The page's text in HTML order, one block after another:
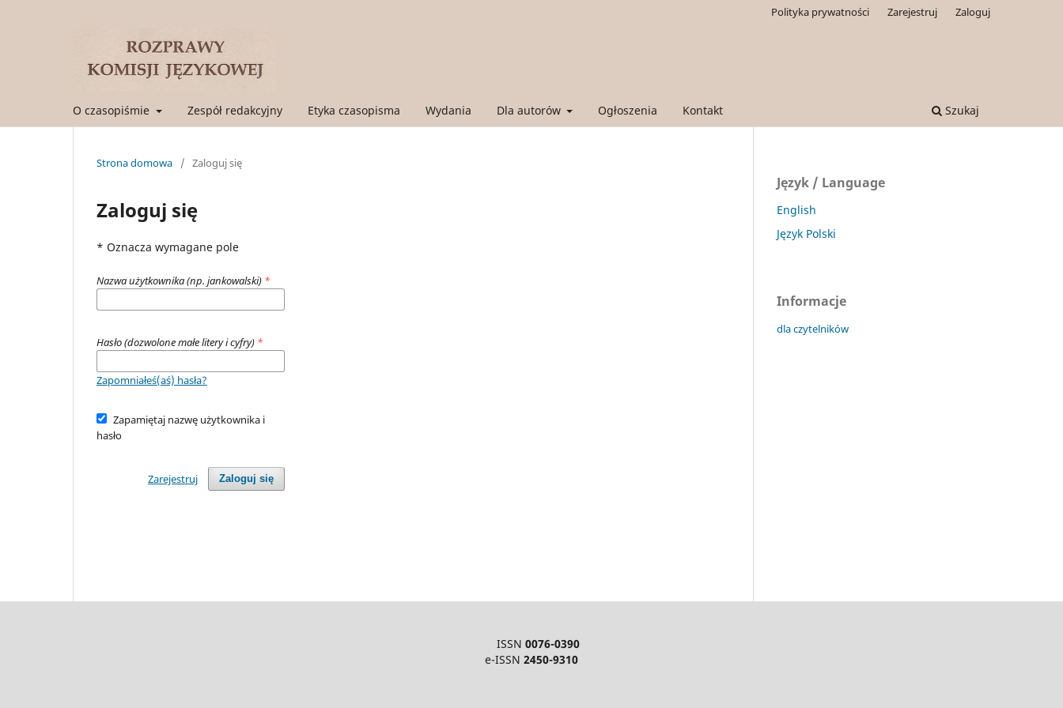
O czasopiśmie Zespół redakcyjny Etyka czasopisma Wydania Dla autorów Ogłoszenia Kontakt Szukaj
Polityka prywatności Zarejestruj Zaloguj
Strona domowa / Zaloguj się
Zaloguj się
* Oznacza wymagane pole
Nazwa użytkownika (np. jankowalski) *
Hasło (dozwolone małe litery i cyfry) *
Zapomniałeś(aś) hasła?
Zapamiętaj nazwę użytkownika i
hasło
Zaloguj się
Zarejestruj
Język / Language
English
Język Polski
Informacje
dla czytelników
ISSN 0076-0390
e-ISSN 2450-9310